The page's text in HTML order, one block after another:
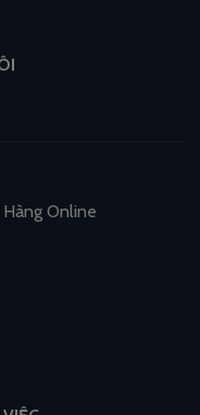
Online